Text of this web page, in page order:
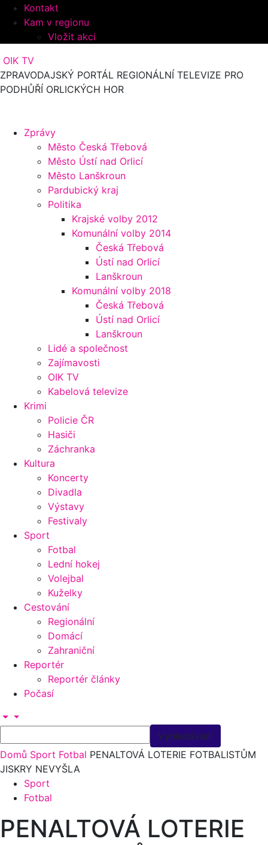
Kontakt
Kam v regionu
Vložit akci
OIK TV
ZPRAVODAJSKÝ PORTÁL REGIONÁLNÍ TELEVIZE PRO
PODHŮŘÍ ORLICKÝCH HOR
Zprávy
Město Česká Třebová
Město Ústí nad Orlicí
Město Lanškroun
Pardubický kraj
Politika
Krajské volby 2012
Komunální volby 2014
Česká Třebová
Ústí nad Orlicí
Lanškroun
Komunální volby 2018
Česká Třebová
Ústí nad Orlicí
Lanškroun
Lidé a společnost
Zajímavosti
OIK TV
Kabelová televize
Krimi
Policie ČR
Hasiči
Záchranka
Kultura
Koncerty
Divadla
Výstavy
Festivaly
Sport
Fotbal
Lední hokej
Volejbal
Kuželky
Cestování
Regionální
Domácí
Zahraniční
Reportér
Reportér články
Počasí
Domů Sport Fotbal PENALTOVÁ LOTERIE FOTBALISTŮM
JISKRY NEVYŠLA
Sport
Fotbal
PENALTOVÁ LOTERIE